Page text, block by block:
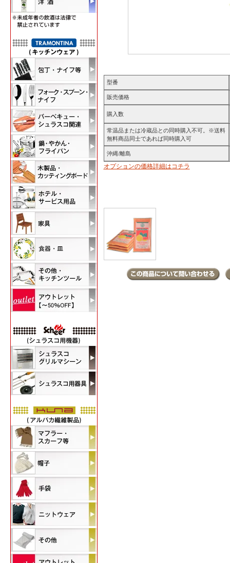
型番
販売価格
購入数
常温品または冷蔵品との同時購入不可。※送料
無料商品同士であれば同時購入可
沖縄/離島
オプションの価格詳細はコチラ